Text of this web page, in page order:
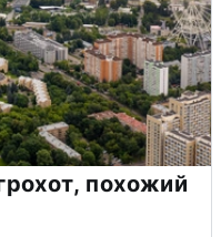
похожий